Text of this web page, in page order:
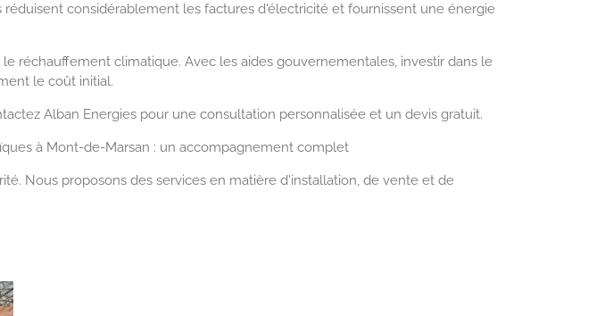
considérablement les factures d'électricité et fournissent une énergie
réchauffement climatique. Avec les aides gouvernementales, investir dans le
le coût initial.
Alban Energies pour une consultation personnalisée et un devis gratuit.
à Mont-de-Marsan : un accompagnement complet
Nous proposons des services en matière d'installation, de vente et de